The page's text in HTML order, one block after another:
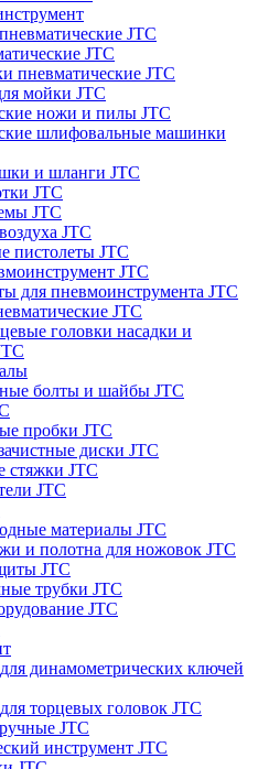
JTC
JTC
пневматические JTC
мойки JTC
ножи и пилы JTC
шлифовальные машинки
и шланги JTC
JTC
JTC
JTC
пистолеты JTC
JTC
для пневмоинструмента JTC
JTC
головки насадки и
болты и шайбы JTC
пробки JTC
диски JTC
стяжки JTC
JTC
материалы JTC
и полотна для ножовок JTC
JTC
трубки JTC
JTC
динамометрических ключей
торцевых головок JTC
JTC
инструмент JTC